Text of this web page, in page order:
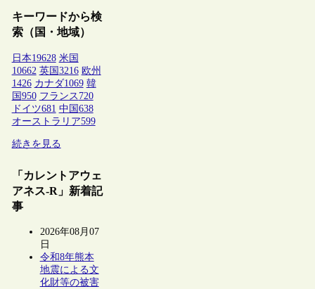
キーワードから検
索（国・地域）
日本19628 米国
10662 英国 3216 欧州
1426 カナダ1069 韓
国 950 フランス 720
ドイツ681 中国 638
オーストラリア599
続きを見る
「カレントアウェ
アネス-R」新着記
事
2026年08月07
日
令和8年熊本
地震による文
化財等の被害